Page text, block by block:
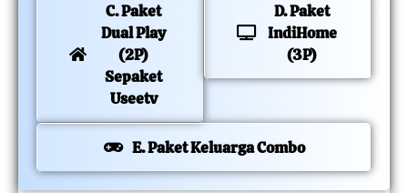
C. Paket
Dual Play
(2P)
Sepaket
Useetv
D. Paket
IndiHome
(3P)
E. Paket Keluarga Combo